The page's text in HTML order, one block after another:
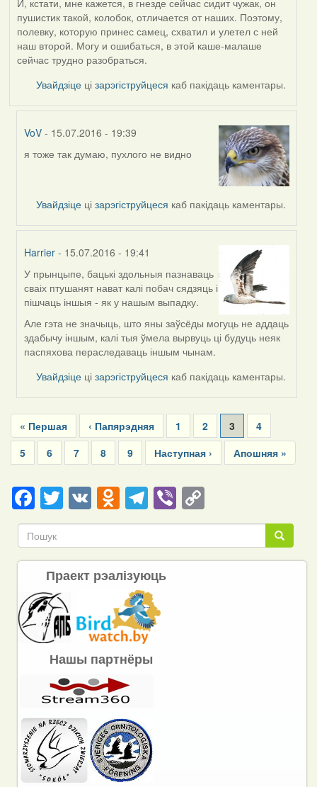
пушистик такой, колобок, отличается от наших. Поэтому,
полевку, которую принес самец, схватил и улетел с ней
наш второй. Могу и ошибаться, в этой каше-малаше
сейчас трудно разобраться.
Увайдзіце цізарэгіструйцеся каб пакідаць каментары.
VoV - 15.07.2016 - 19:39
In
(госць)
я тоже так думаю, пухлого не видно
Увайдзіце цізарэгіструйцеся каб пакідаць каментары.
Harrier - 15.07.2016 - 19:41
In
reply
to
by
Жанна
(госць)
У прынцыпе, бацькі здольныя пазнаваць
сваіх птушанят нават калі побач сядзяць і
пішчаць іншыя - як у нашым выпадку.
Але гэта не значыць, што яны заўсёды могуць не аддаць
здабычу іншым, калі тыя ўмела вырвуць ці будуць неяк
паспяхова пераследаваць іншым чынам.
Увайдзіце цізарэгіструйцеся каб пакідаць каментары.
Pagination
First
page
« Першая
Previous
page
‹ Папярэдняя Page
1 Page
2
Current
page
3 Page
4
Page
5 Page
6 Page
7 Page
8 Page
9
Next
page
Наступная ›
Last
page
Апошняя »
Facebook
Twitter
VKOdnoklassniki
Telegram
ViberCopy
Link Пошук
Пошук
Праект рэалізуюць
Нашы партнёры